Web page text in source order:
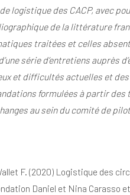
de logistique des CACP, avec
de la littérature
traitées et celles
série d’entretiens auprès
et difficultés actuelles et
formulées à partir des
au sein du comité de
F. (2020) Logistique des
Daniel et Nina Carasso